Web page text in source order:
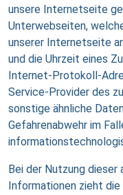
unsere Internetseite
Unterwebseiten,
unserer Internetseite
und die Uhrzeit eines
Internet-Protokoll-
Service-Provider des
sonstige ähnliche
Gefahrenabwehr im
Bei der Nutzung dieser
Informationen zieht die